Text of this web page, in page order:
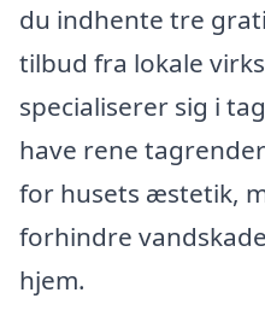
du indhente tre
tilbud fra lokale
specialiserer sig i
have rene
for husets æstetik,
forhindre
hjem.